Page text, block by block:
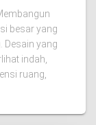
besar yang
Desain yang
indah,
ruang,